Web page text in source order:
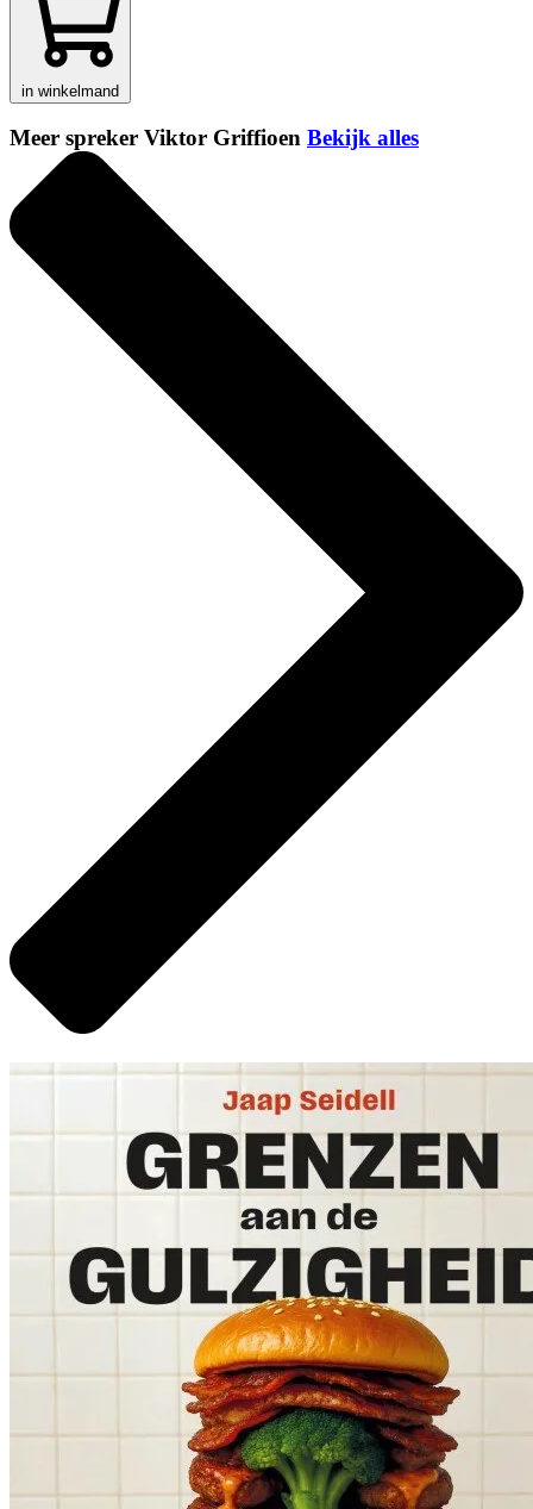
in winkelmand
Meer spreker Viktor Griffioen Bekijk alles